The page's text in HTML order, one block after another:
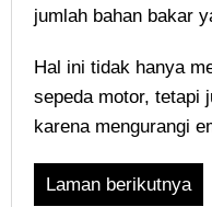
jumlah bahan bakar
Hal ini tidak hanya
sepeda motor, tetapi
karena mengurangi
Laman berikutnya